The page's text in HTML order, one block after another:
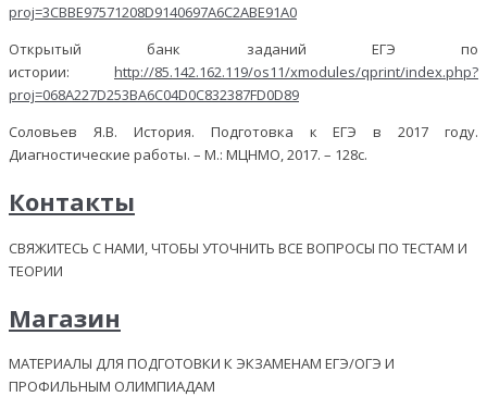
proj=3CBBE97571208D9140697A6C2ABE91A0
Открытый банк заданий ЕГЭ по
истории: http://85.142.162.119/os11/xmodules/qprint/index.php?
proj=068A227D253BA6C04D0C832387FD0D89
Соловьев Я.В. История. Подготовка к ЕГЭ в 2017 году.
Диагностические работы. – М.: МЦНМО, 2017. – 128с.
Контакты
СВЯЖИТЕСЬ С НАМИ, ЧТОБЫ УТОЧНИТЬ ВСЕ ВОПРОСЫ ПО ТЕСТАМ И
ТЕОРИИ
Магазин
МАТЕРИАЛЫ ДЛЯ ПОДГОТОВКИ К ЭКЗАМЕНАМ ЕГЭ/ОГЭ И
ПРОФИЛЬНЫМ ОЛИМПИАДАМ